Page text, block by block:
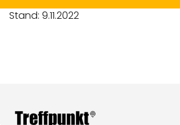
Stand: 9.11.2022